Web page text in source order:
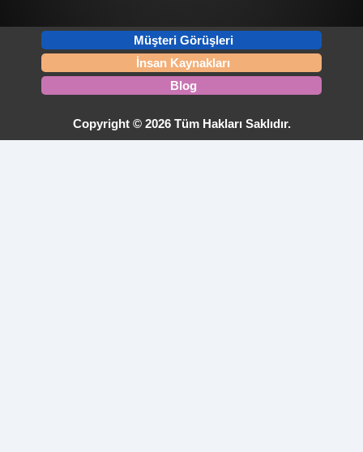
Müşteri Görüşleri
İnsan Kaynakları
Blog
Copyright © 2026 Tüm Hakları Saklıdır.